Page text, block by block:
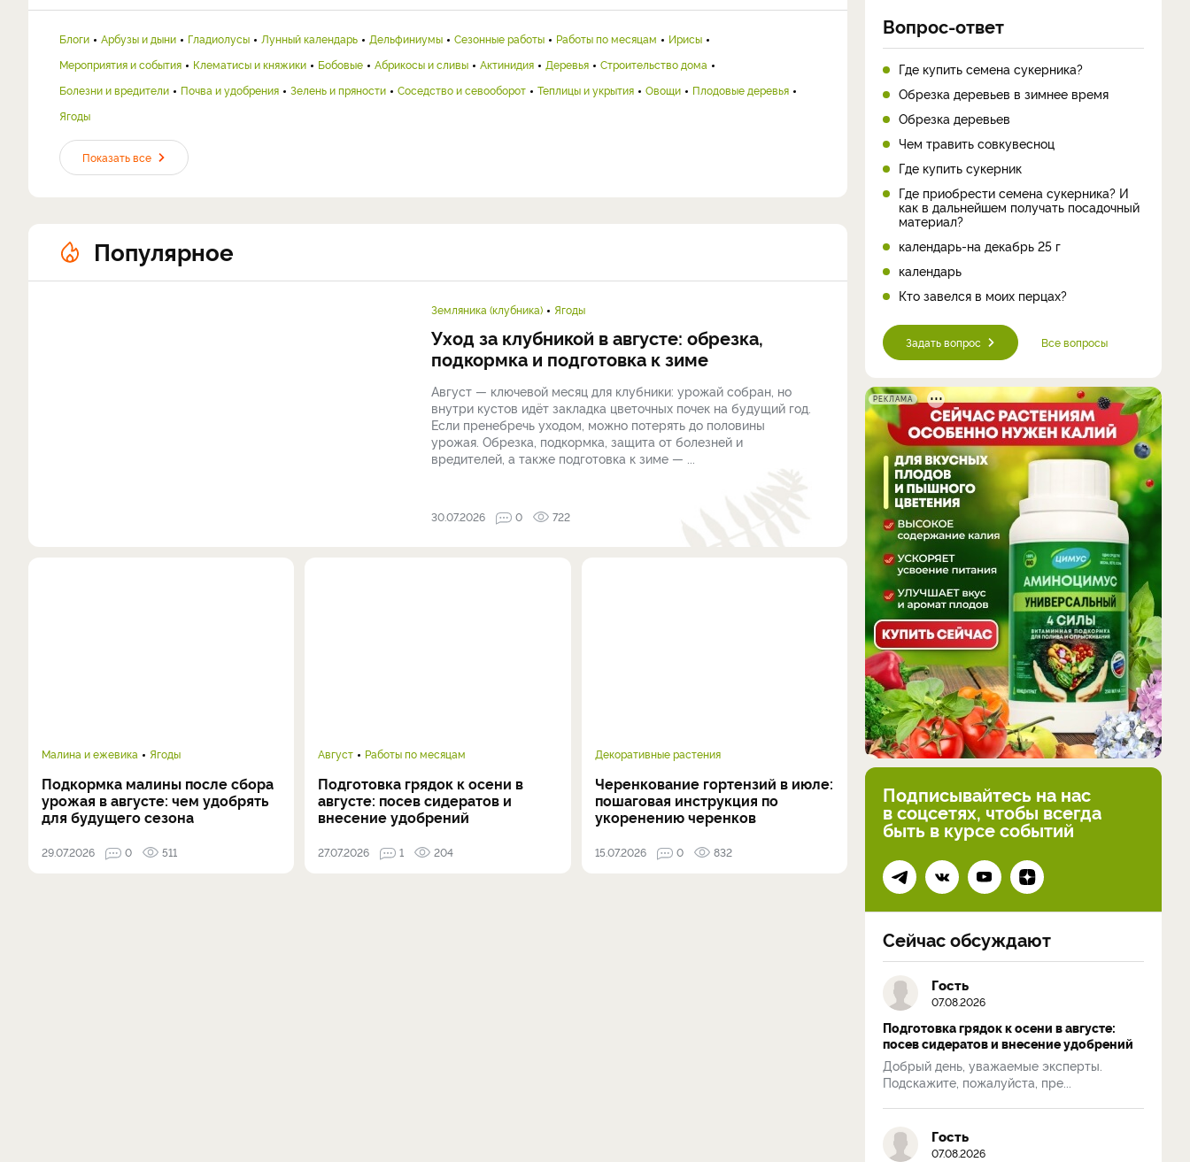
Блоги Арбузы и дыни Гладиолусы Лунный календарь Дельфиниумы Сезонные работы Работы по месяцам
Ирисы
Мероприятия и события
Клематисы и княжики Бобовые Абрикосы и сливы Актинидия Деревья
Строительство дома
Болезни и вредители
Почва и удобрения Зелень и пряности Соседство и севооборот Теплицы и укрытия Овощи
Плодовые деревья
Ягоды
Показать все
Популярное
Земляника (клубника) Ягоды
Уход за клубникой в августе: обрезка,
подкормка и подготовка к зиме
Август — ключевой месяц для клубники: урожай собран, но
внутри кустов идёт закладка цветочных почек на будущий год.
Если пренебречь уходом, можно потерять до половины
урожая. Обрезка, подкормка, защита от болезней и
вредителей, а также подготовка к зиме — ...
30.07.2026 0 722
Малина и ежевика Ягоды
Подкормка малины после сбора
урожая в августе: чем удобрять
для будущего сезона
29.07.2026 0 511
Август Работы по месяцам
Подготовка грядок к осени в
августе: посев сидератов и
внесение удобрений
27.07.2026 1 204
Декоративные растения
Черенкование гортензий в июле:
пошаговая инструкция по
укоренению черенков
15.07.2026 0 832
Вопрос-ответ
Где купить семена сукерника?
Обрезка деревьев в зимнее время
Обрезка деревьев
Чем травить совкувесноц
Где купить сукерник
Где приобрести семена сукерника? И
как в дальнейшем получать посадочный
материал?
календарь-на декабрь 25 г
календарь
Кто завелся в моих перцах?
Задать вопрос Все вопросы
РЕКЛАМА
Подписывайтесь на нас
в соцсетях, чтобы всегда
быть в курсе событий
Сейчас обсуждают
Гость
07.08.2026
Подготовка грядок к осени в августе:
посев сидератов и внесение удобрений
Добрый день, уважаемые эксперты.
Подскажите, пожалуйста, пре...
Гость
07.08.2026